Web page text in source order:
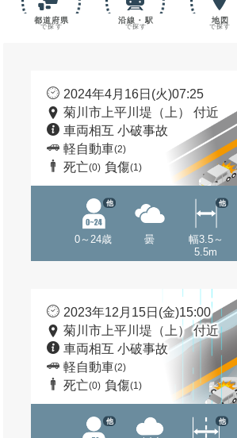
都道府県
で探す
沿線・駅
で探す
地図
で探す
2024年4月16日(火)07:25
菊川市上平川堤（上） 付近
車両相互 小破事故
軽自動車(2)
死亡(0) 負傷(1)
0～24歳
他
曇
幅3.5～
5.5m
他
2023年12月15日(金)15:00
菊川市上平川堤（上） 付近
車両相互 小破事故
軽自動車(2)
死亡(0) 負傷(1)
他 他